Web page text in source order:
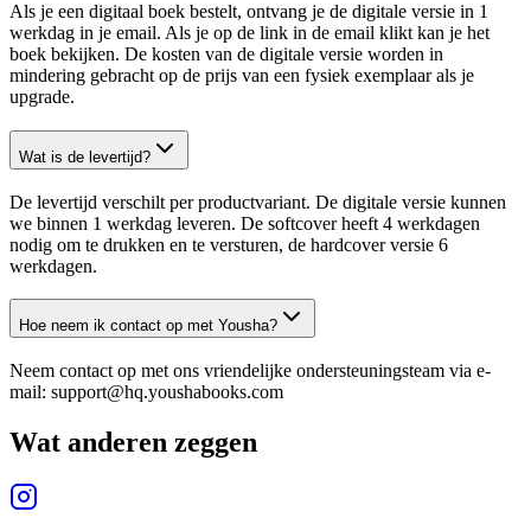
Als je een digitaal boek bestelt, ontvang je de digitale versie in 1
werkdag in je email. Als je op de link in de email klikt kan je het
boek bekijken. De kosten van de digitale versie worden in
mindering gebracht op de prijs van een fysiek exemplaar als je
upgrade.
Wat is de levertijd?
De levertijd verschilt per productvariant. De digitale versie kunnen
we binnen 1 werkdag leveren. De softcover heeft 4 werkdagen
nodig om te drukken en te versturen, de hardcover versie 6
werkdagen.
Hoe neem ik contact op met Yousha?
Neem contact op met ons vriendelijke ondersteuningsteam via e-
mail: support@hq.youshabooks.com
Wat anderen zeggen